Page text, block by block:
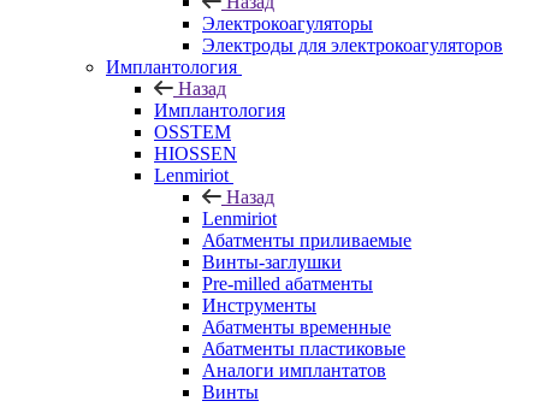
Электрокоагуляторы
Электроды для электрокоагуляторов
Имплантология
Назад
Имплантология
OSSTEM
HIOSSEN
Lenmiriot
Назад
Lenmiriot
Абатменты приливаемые
Винты-заглушки
Pre-milled абатменты
Инструменты
Абатменты временные
Абатменты пластиковые
Аналоги имплантатов
Винты